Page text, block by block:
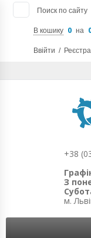
Поиск по сайту
В кошику 0 на
Ввійти /
+38
З
м.